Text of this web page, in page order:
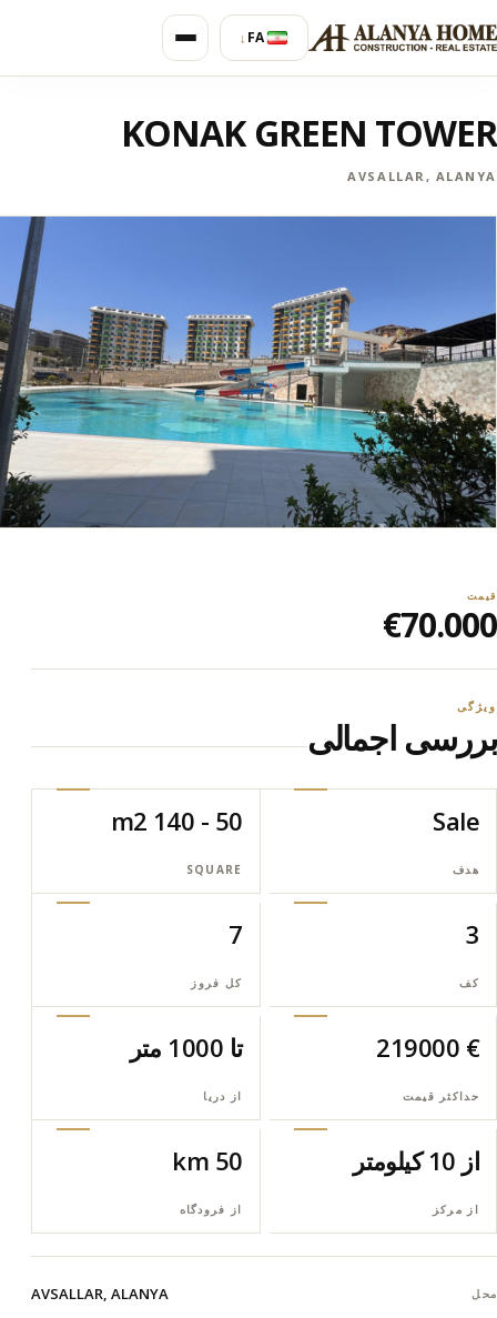
FA
↓
KONAK GREEN TOWER
AVSALLAR, ALANYA
قیمت
€70.000
ویژگی
بررسی اجمالی
Sale
هدف
50 - 140 m2
SQUARE
3
کف
7
کل فروز
€ 219000
حداکثر قیمت
تا 1000 متر
از دریا
از 10 کیلومتر
از مرکز
50 km
از فرودگاه
محل AVSALLAR, ALANYA